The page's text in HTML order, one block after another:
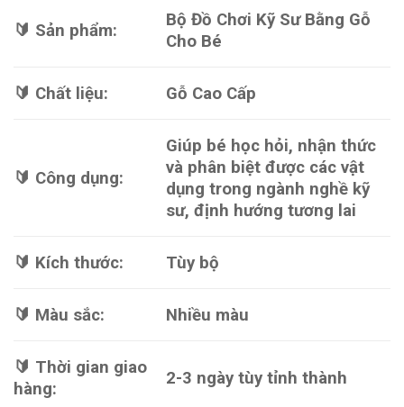
🔰 Sản phẩm:
Bộ Đồ Chơi Kỹ Sư Bằng Gỗ
Cho Bé
🔰 Chất liệu: Gỗ Cao Cấp
🔰 Công dụng:
Giúp bé học hỏi, nhận thức
và phân biệt được các vật
dụng trong ngành nghề kỹ
sư, định hướng tương lai
🔰 Kích thước: Tùy bộ
🔰 Màu sắc: Nhiều màu
🔰 Thời gian giao
hàng:
2-3 ngày tùy tỉnh thành